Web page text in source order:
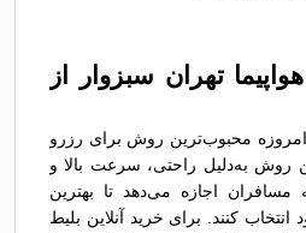
تهران سبزوار از
محبوب‌ترین روش برای رزرو
به‌دلیل راحتی، سرعت بالا و
مسافران اجازه می‌دهد تا بهترین
انتخاب کنند. برای خرید آنلاین بلیط